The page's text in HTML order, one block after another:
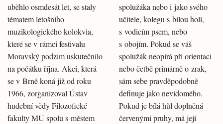
uběhlo osmdesát let, se staly
tématem letošního
muzikologického kolokvia,
které se v rámci festivalu
Moravský podzim uskutečnilo
na počátku října. Akci, která
se v Brně koná již od roku
1966, zorganizoval Ústav
hudební vědy Filozofické
fakulty MU spolu s městem
spolužáka nebo i jako svého
učitele, kolegu s bílou holí,
s vodicím psem, nebo
s obojím. Pokud se váš
spolužák neopírá při orientaci
nebo četbě primárně o zrak,
sám sebe pravděpodobně
definuje jako nevidomého.
Pokud je bílá hůl doplněná
červenými pruhy, má její